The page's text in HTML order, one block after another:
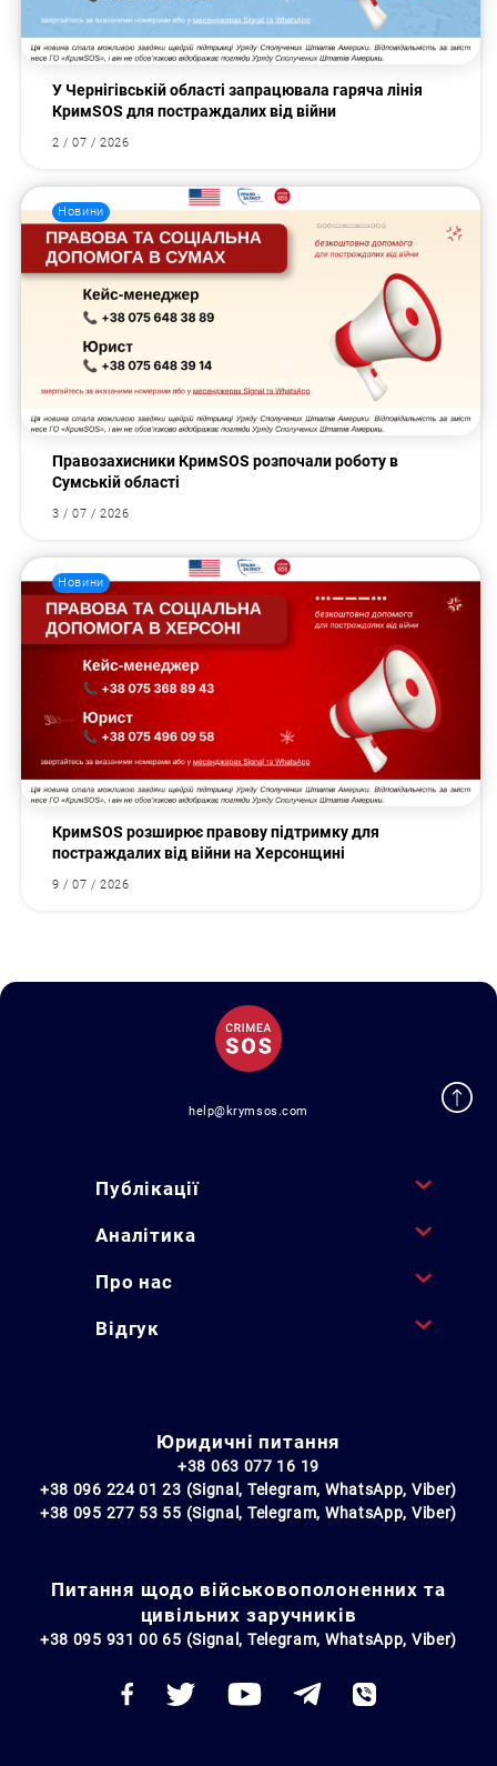
У Чернігівській області запрацювала гаряча лінія
КримSOS для постраждалих від війни
2 / 07 / 2026
Новини
Правозахисники КримSOS розпочали роботу в
Сумській області
3 / 07 / 2026
Новини
КримSOS розширює правову підтримку для
постраждалих від війни на Херсонщині
9 / 07 / 2026
help@krymsos.com
Публікації
Аналітика
Про нас
Відгук
Юридичні питання
+38 063 077 16 19
+38 096 224 01 23 (Signal, Telegram, WhatsApp, Viber)
+38 095 277 53 55 (Signal, Telegram, WhatsApp, Viber)
Питання щодо військовополоненних та
цивільних заручників
+38 095 931 00 65 (Signal, Telegram, WhatsApp, Viber)